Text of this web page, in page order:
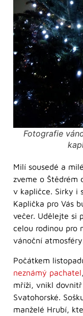
Fotografie
Milí sousedé a
zveme o Štědrém
v kapličce. Sirky i
Kaplička pro Vás
večer. Udělejte si
celou rodinou pro
vánoční
Počátkem
neznámý pachatel
mříži, vnikl
Svatohorské.
manželé Hrubí,